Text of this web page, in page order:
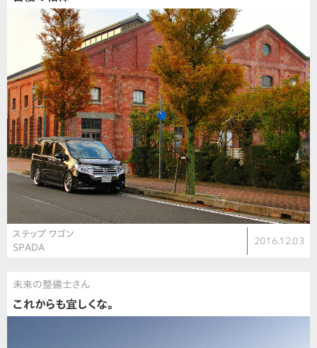
ステップ ワゴン
SPADA
2016.12.03
未来の整備士さん
これからも宜しくな。